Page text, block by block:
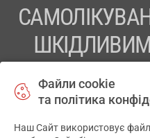
ПЕРЕД ЗАСТОСУВАННЯМ
Файли cookie
та політика
Наш Сайт використовує